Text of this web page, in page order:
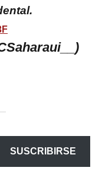
SUSCRIBIRSE